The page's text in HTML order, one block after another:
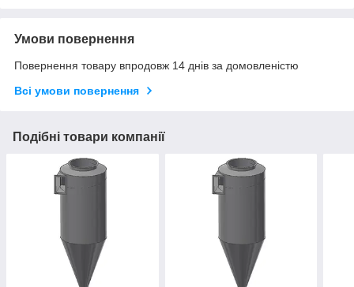
Умови повернення
Повернення товару впродовж 14 днів за домовленістю
Всі умови повернення
Подібні товари компанії